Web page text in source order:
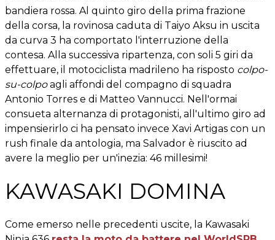
bandiera rossa. Al quinto giro della prima frazione
della corsa, la rovinosa caduta di Taiyo Aksu in uscita
da curva 3 ha comportato l'interruzione della
contesa. Alla successiva ripartenza, con soli 5 giri da
effettuare, il motociclista madrileno ha risposto colpo-
su-colpoagli affondi del compagno di squadra
Antonio Torres e di Matteo Vannucci. Nell'ormai
consueta alternanza di protagonisti, all'ultimo giro ad
impensierirlo ci ha pensato invece Xavi Artigas con un
rush finale da antologia, ma Salvador è riuscito ad
avere la meglio per un'inezia: 46 millesimi!
KAWASAKI DOMINA
Come emerso nelle precedenti uscite, la Kawasaki